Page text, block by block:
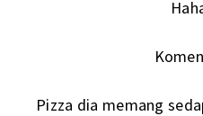
Pizza dia memang